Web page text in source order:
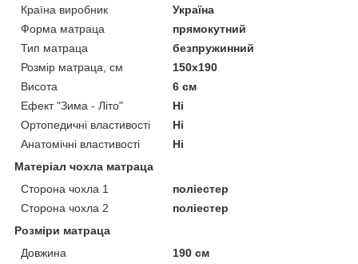
Країна виробник
Україна
Форма матраца
прямокутний
Тип матраца
безпружинний
Розмір матраца, см
150х190
Висота
6 см
Ефект "Зима - Літо"
Ні
Ортопедичні властивості
Ні
Анатомічні властивості
Ні
Матеріал чохла матраца
Сторона чохла 1
поліестер
Сторона чохла 2
поліестер
Розміри матраца
Довжина
190 см